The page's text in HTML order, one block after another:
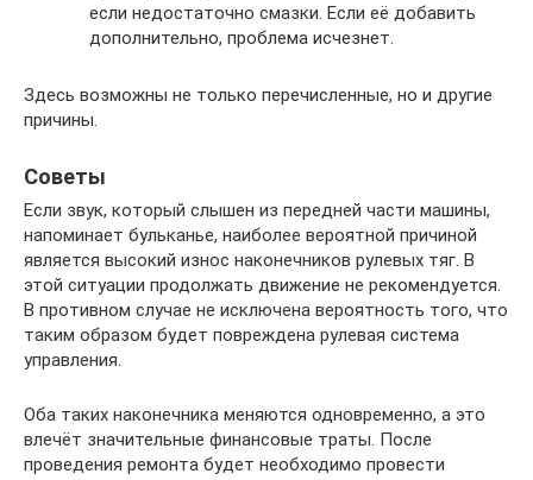
если недостаточно смазки. Если её добавить
дополнительно, проблема исчезнет.
Здесь возможны не только перечисленные, но и другие
причины.
Советы
Если звук, который слышен из передней части машины,
напоминает бульканье, наиболее вероятной причиной
является высокий износ наконечников рулевых тяг. В
этой ситуации продолжать движение не рекомендуется.
В противном случае не исключена вероятность того, что
таким образом будет повреждена рулевая система
управления.
Оба таких наконечника меняются одновременно, а это
влечёт значительные финансовые траты. После
проведения ремонта будет необходимо провести